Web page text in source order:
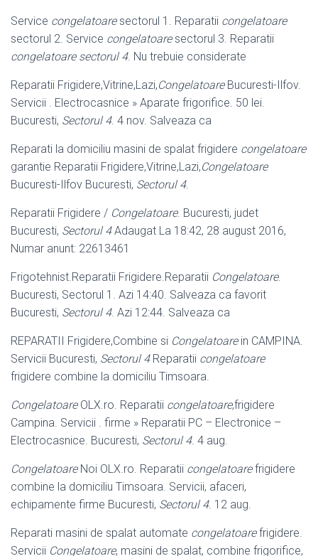
Service congelatoaresectorul 1. Reparatii congelatoare
sectorul 2. Service congelatoaresectorul 3. Reparatii
congelatoare sectorul 4. Nu trebuie considerate
Reparatii Frigidere,Vitrine,Lazi,CongelatoareBucuresti-Ilfov.
Servicii . Electrocasnice » Aparate frigorifice. 50 lei.
Bucuresti, Sectorul 4. 4 nov. Salveaza ca
Reparati la domiciliu masini de spalat frigidere congelatoare
garantie Reparatii Frigidere,Vitrine,Lazi,Congelatoare
Bucuresti-Ilfov Bucuresti, Sectorul 4.
Reparatii Frigidere / Congelatoare. Bucuresti, judet
Bucuresti, Sectorul 4Adaugat La 18:42, 28 august 2016,
Numar anunt: 22613461
Frigotehnist.Reparatii Frigidere.Reparatii Congelatoare.
Bucuresti, Sectorul 1. Azi 14:40. Salveaza ca favorit
Bucuresti, Sectorul 4. Azi 12:44. Salveaza ca
REPARATII Frigidere,Combine si Congelatoarein CAMPINA.
Servicii Bucuresti, Sectorul 4Reparatii congelatoare
frigidere combine la domiciliu Timsoara.
CongelatoareOLX.ro. Reparatii congelatoare,frigidere
Campina. Servicii . firme » Reparatii PC – Electronice –
Electrocasnice. Bucuresti, Sectorul 4. 4 aug.
CongelatoareNoi OLX.ro. Reparatii congelatoarefrigidere
combine la domiciliu Timsoara. Servicii, afaceri,
echipamente firme Bucuresti, Sectorul 4. 12 aug.
Reparati masini de spalat automate congelatoarefrigidere.
Servicii Congelatoare, masini de spalat, combine frigorifice,